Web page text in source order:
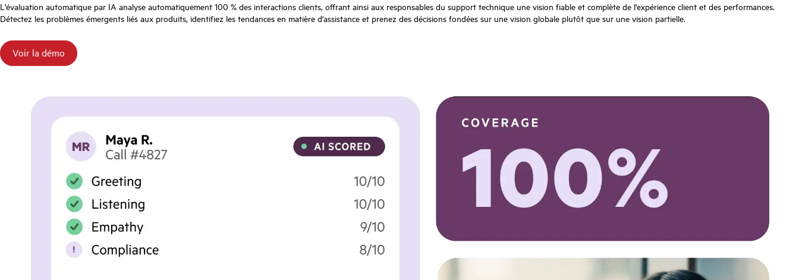
L'évaluation automatique par IA analyse automatiquement 100 % des interactions clients, offrant ainsi aux responsables du support technique une vision fiable et complète de l'expérience client et des performances.
Détectez les problèmes émergents liés aux produits, identifiez les tendances en matière d'assistance et prenez des décisions fondées sur une vision globale plutôt que sur une vision partielle.
Voir la démo